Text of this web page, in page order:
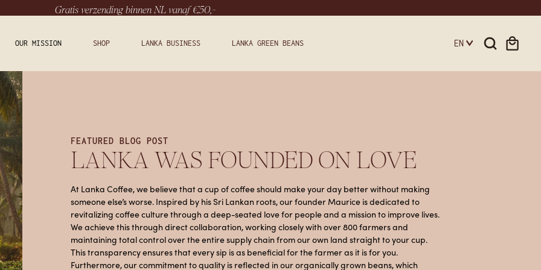
Gratis verzending binnen NL vanaf €50,-
OUR MISSION SHOP LANKA BUSINESS LANKA GREEN BEANS EN
FEATURED BLOG POST
LANKA WAS FOUNDED ON LOVE
At Lanka Coffee, we believe that a cup of coffee should make your day better without making
someone else’s worse. Inspired by his Sri Lankan roots, our founder Maurice is dedicated to
revitalizing coffee culture through a deep-seated love for people and a mission to improve lives.
We achieve this through direct collaboration, working closely with over 800 farmers and
maintaining total control over the entire supply chain from our own land straight to your cup.
This transparency ensures that every sip is as beneficial for the farmer as it is for you.
Furthermore, our commitment to quality is reflected in our organically grown beans, which